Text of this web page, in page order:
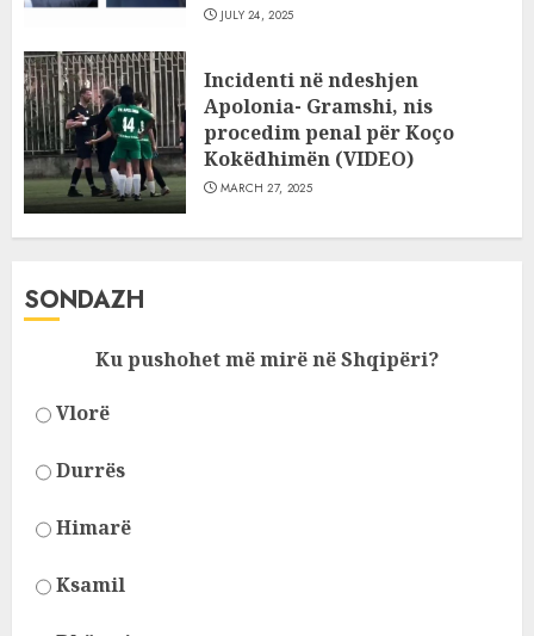
JULY 24, 2025
Incidenti në ndeshjen
Apolonia- Gramshi, nis
procedim penal për Koço
Kokëdhimën (VIDEO)
MARCH 27, 2025
SONDAZH
Ku pushohet më mirë në Shqipëri?
Vlorë
Durrës
Himarë
Ksamil